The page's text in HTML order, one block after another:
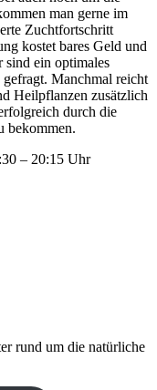
man gerne im
Zuchtfortschritt
kostet bares Geld und
ein optimales
Manchmal reicht
Heilpflanzen zusätzlich
durch die
bekommen.
– 20:15 Uhr
rund um die natürliche